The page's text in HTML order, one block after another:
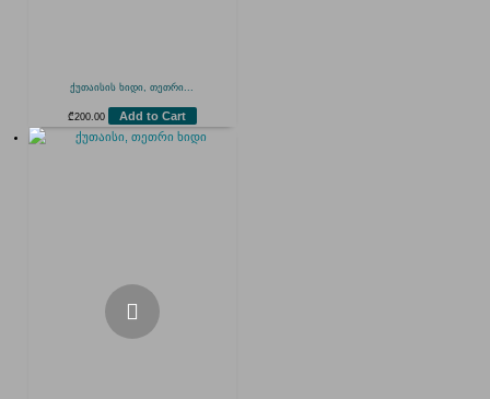
ქუთაისის ხიდი, თეთრი...
₾200.00 Add to Cart